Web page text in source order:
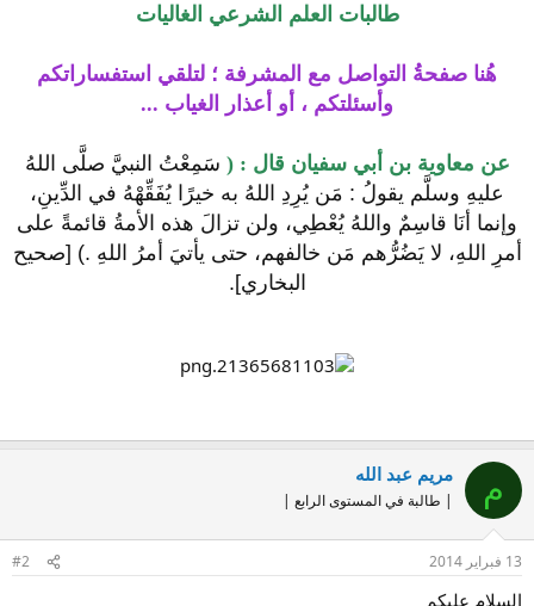
طالبات العلم الشرعي الغاليات
هُنا صفحةُ التواصل مع المشرفة ؛ لتلقي استفساراتكم
وأسئلتكم ، أو أعذار الغياب ...
عن معاوية بن أبي سفيان قال : ( سَمِعْتُ النبيَّ صلَّى اللهُ
عليهِ وسلَّم يقولُ : مَن يُرِدِ اللهُ به خيرًا يُفَقِّهْهُ في الدِّينِ،
وإنما أنَا قاسِمٌ واللهُ يُعْطِي، ولن تزالَ هذه الأمةُ قائمةً على
أمرِ اللهِ، لا يَضُرُّهم مَن خالفهم، حتى يأتيَ أمرُ اللهِ .) [صحيح
البخاري].
م مريم عبد الله
| طالبة في المستوى الرابع |
13 فبراير 2014 #2
السلام عليكم